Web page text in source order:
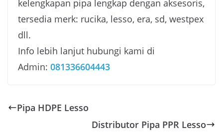
kelengkapan pipa lengkap dengan aksesoris,
tersedia merk: rucika, lesso, era, sd, westpex
dll.
Info lebih lanjut hubungi kami di
Admin: 081336604443
Pipa HDPE Lesso
Distributor Pipa PPR Lesso